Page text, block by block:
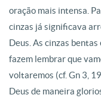
oração mais intensa.
cinzas já significava
Deus. As cinzas bentas
fazem lembrar que
voltaremos (cf. Gn 3,
Deus de maneira